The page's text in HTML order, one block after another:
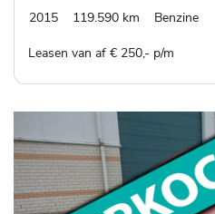
2015 119.590 km Benzine
Leasen van af € 250,- p/m